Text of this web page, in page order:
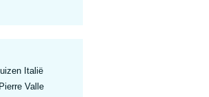
Italië
Valle